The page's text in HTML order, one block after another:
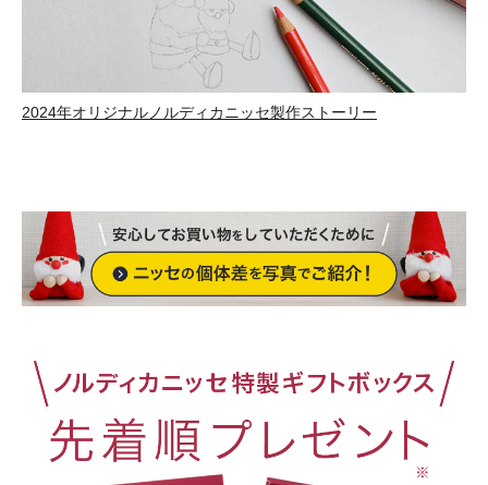
2024年オリジナルノルディカニッセ製作ストーリー